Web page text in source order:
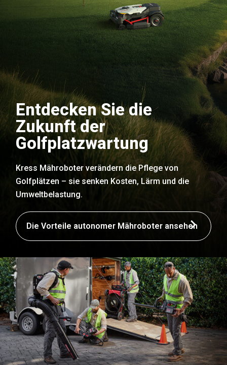
Entdecken Sie die
Zukunft der
Golfplatzwartung
Kress Mähroboter verändern die Pflege von
Golfplätzen – sie senken Kosten, Lärm und die
Umweltbelastung.
Die Vorteile autonomer Mähroboter ansehen